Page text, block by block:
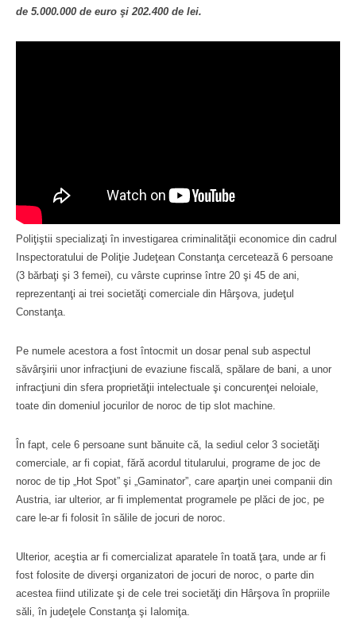
de 5.000.000 de euro şi 202.400 de lei.
Poliţiştii specializaţi în investigarea criminalităţii economice din cadrul
Inspectoratului de Poliţie Judeţean Constanţa cercetează 6 persoane
(3 bărbaţi şi 3 femei), cu vârste cuprinse între 20 şi 45 de ani,
reprezentanţi ai trei societăţi comerciale din Hârşova, judeţul
Constanţa.
Pe numele acestora a fost întocmit un dosar penal sub aspectul
săvârşirii unor infracţiuni de evaziune fiscală, spălare de bani, a unor
infracţiuni din sfera proprietăţii intelectuale şi concurenţei neloiale,
toate din domeniul jocurilor de noroc de tip slot machine.
În fapt, cele 6 persoane sunt bănuite că, la sediul celor 3 societăţi
comerciale, ar fi copiat, fără acordul titularului, programe de joc de
noroc de tip „Hot Spot” şi „Gaminator”, care aparţin unei companii din
Austria, iar ulterior, ar fi implementat programele pe plăci de joc, pe
care le-ar fi folosit în sălile de jocuri de noroc.
Ulterior, aceştia ar fi comercializat aparatele în toată ţara, unde ar fi
fost folosite de diverşi organizatori de jocuri de noroc, o parte din
acestea fiind utilizate şi de cele trei societăţi din Hârşova în propriile
săli, în judeţele Constanţa şi Ialomiţa.